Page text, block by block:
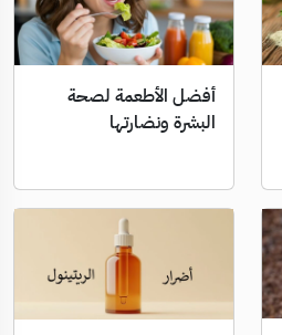
أفضل الأطعمة لصحة
البشرة ونضارتها